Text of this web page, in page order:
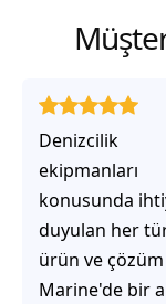
Solas Marine
başta Aykut Bey
Ayhan Bey
üzere,
oldukları
samimiyet,